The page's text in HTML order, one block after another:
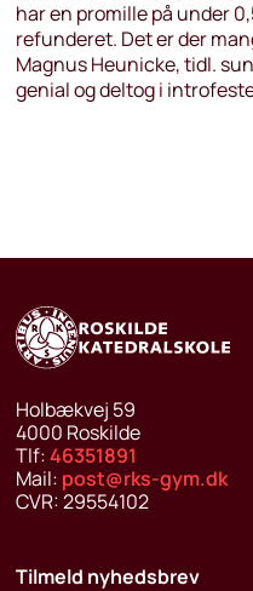
har en promille på under
refunderet. Det er der
Magnus Heunicke, tidl.
genial og deltog i
Holbækvej 59
4000 Roskilde
Tlf:46351891
Mail: post@rks-gym.dk
CVR:29554102
Tilmeld nyhedsbrev